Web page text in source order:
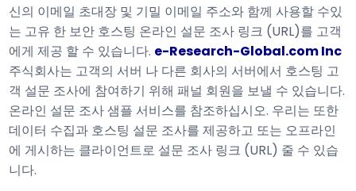
신의 이메일 초대장 및 기밀 이메일 주소와 함께 사용할 수있
는 고유 한 보안 호스팅 온라인 설문 조사 링크 (URL)를 고객
에게 제공 할 수 있습니다. e-Research-Global.com Inc
주식회사는 고객의 서버 나 다른 회사의 서버에서 호스팅 고
객 설문 조사에 참여하기 위해 패널 회원을 보낼 수 있습니다.
온라인 설문 조사 샘플 서비스를 참조하십시오. 우리는 또한
데이터 수집과 호스팅 설문 조사를 제공하고 또는 오프라인
에 게시하는 클라이언트로 설문 조사 링크 (URL) 줄 수 있습
니다.